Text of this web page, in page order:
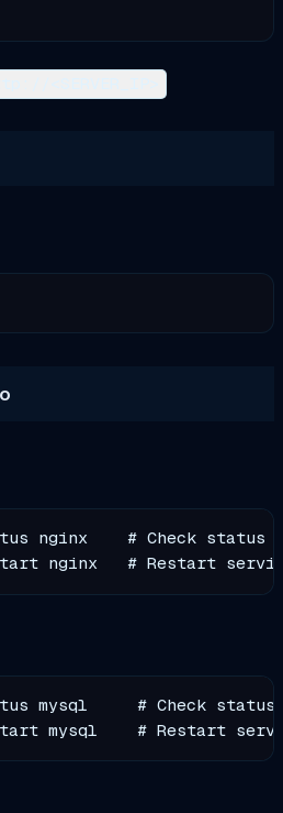
nginx    # Check status
mysql     # Check status